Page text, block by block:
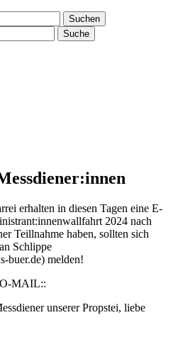
erhalten in diesen Tagen eine E-
2024 nach
Teillnahme haben, sollten sich
Schlippe
buer.de) melden!
MAIL::
unserer Propstei, liebe